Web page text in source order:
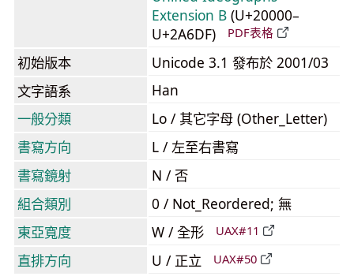
Extension B (U+20000–
U+2A6DF)
PDF表格
初始版本
Unicode 3.1 發布於 2001/03
文字語系
Han
一般分類
Lo / 其它字母 (Other_Letter)
書寫方向
L / 左至右書寫
書寫鏡射
N / 否
組合類別
0 / Not_Reordered; 無
東亞寬度
W / 全形 UAX#11
直排方向 U / 正立 UAX#50